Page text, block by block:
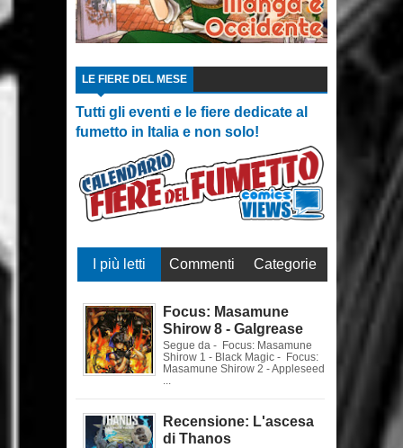
LE FIERE DEL MESE
Tutti gli eventi e le fiere dedicate al
fumetto in Italia e non solo!
I più letti Commenti Categorie
Focus: Masamune
Shirow 8 - Galgrease
Segue da - Focus: Masamune
Shirow 1 - Black Magic - Focus:
Masamune Shirow 2 - Appleseed
...
Recensione: L'ascesa
di Thanos